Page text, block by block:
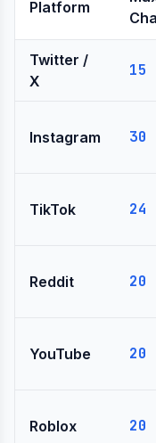
Platform
Twitter /
X
15
Instagram 30
TikTok 24
Reddit 20
YouTube 20
Roblox 20